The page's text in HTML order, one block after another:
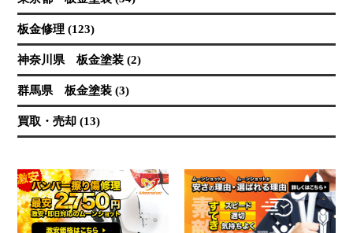
板金修理 (123)
神奈川県 板金塗装 (2)
群馬県 板金塗装 (3)
買取・売却 (13)